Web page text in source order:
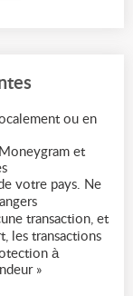
ou en
et
votre pays. Ne
transaction, et
les transactions
à
»